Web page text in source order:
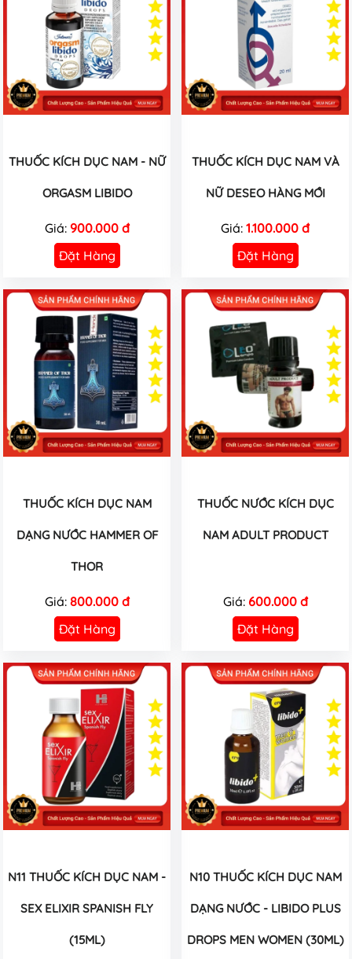
THUỐC KÍCH DỤC NAM - NỮ
ORGASM LIBIDO
Giá: 900.000 đ
Đặt Hàng
THUỐC KÍCH DỤC NAM VÀ
NỮ DESEO HÀNG MỚI
Giá: 1.100.000 đ
Đặt Hàng
THUỐC KÍCH DỤC NAM
DẠNG NƯỚC HAMMER OF
THOR
Giá: 800.000 đ
Đặt Hàng
THUỐC NƯỚC KÍCH DỤC
NAM ADULT PRODUCT
Giá: 600.000 đ
Đặt Hàng
N11 THUỐC KÍCH DỤC NAM -
SEX ELIXIR SPANISH FLY
(15ML)
N10 THUỐC KÍCH DỤC NAM
DẠNG NƯỚC - LIBIDO PLUS
DROPS MEN WOMEN (30ML)